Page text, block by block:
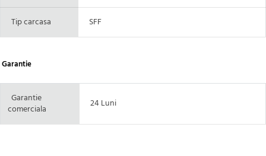
Tip carcasa SFF
Garantie
Garantie
comerciala
24 Luni